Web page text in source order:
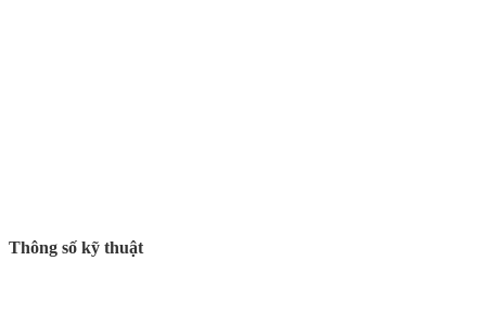
Thông số kỹ thuật